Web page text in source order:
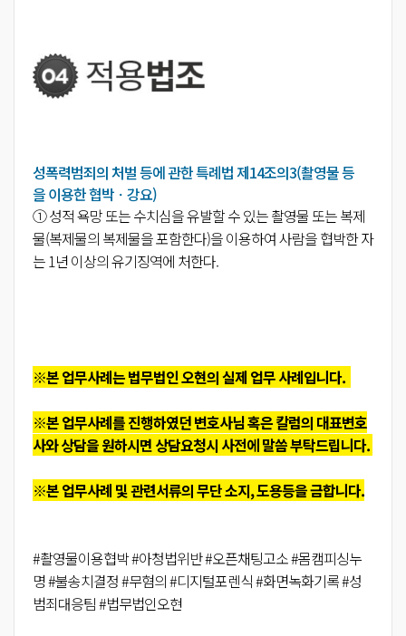
성폭력범죄의 처벌 등에 관한 특례법 제14조의3(촬영물 등
을 이용한 협박ㆍ강요)
① 성적 욕망 또는 수치심을 유발할 수 있는 촬영물 또는 복제
물(복제물의 복제물을 포함한다)을 이용하여 사람을 협박한 자
는 1년 이상의 유기징역에 처한다.
※본 업무사례는 법무법인 오현의 실제 업무 사례입니다.
※본 업무사례를 진행하였던 변호사님 혹은 칼럼의 대표변호
사와 상담을 원하시면 상담요청시 사전에 말씀 부탁드립니다.
※본 업무사례 및 관련서류의 무단 소지, 도용등을 금합니다.
#촬영물이용협박 #아청법위반 #오픈채팅고소 #몸캠피싱누
명 #불송치결정 #무혐의 #디지털포렌식 #화면녹화기록 #성
범죄대응팀 #법무법인오현